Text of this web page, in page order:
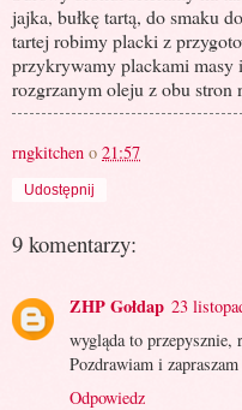
jajka, bułkę tartą, do smaku
tartej robimy placki z
przykrywamy plackami masy
rozgrzanym oleju z obu stron
rngkitchen o 21:57
Udostępnij
9 komentarzy:
ZHP Gołdap 23
wygląda to przepysznie,
Pozdrawiam i
Odpowiedz